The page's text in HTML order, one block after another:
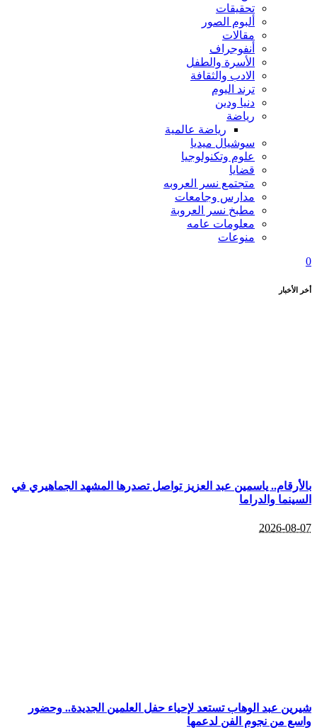
تحقيقات
ألبوم الصور
مقالات
أنفوجراف
الأسرة والطفل
الادب والثقافة
ترند اليوم
دنيا ودين
رياضة
رياضة عالمية
سوشيال ميديا
علوم وتكنولوجيا
قضايا
متجتمع نسر العروبه
مدارس وجامعات
مطبخ نسر العروبة
معلومات عامه
منوعات
0
أخر الأخبار
بالأرقام.. ياسمين عبد العزيز تواصل تصدرها المشهد الجماهيري في
السينما والدراما
2026-08-07
شيرين عبد الوهاب تستعد لإحياء حفل العلمين الجديدة.. وحضور
واسع من نجوم الفن لدعمها